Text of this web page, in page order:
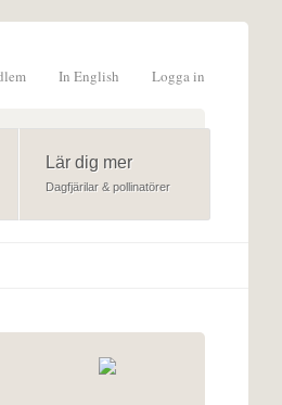
Logga in
In English
Lär dig mer
Dagfjärilar & pollinatörer